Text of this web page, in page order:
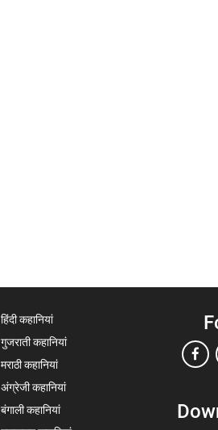
हिंदी कहानियां
गुजराती कहानियां
मराठी कहानियां
अंग्रेजी कहानियां
बंगाली कहानियां